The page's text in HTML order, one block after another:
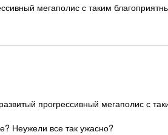
мегаполис с таким
прогрессивный мегаполис с
Неужели все так ужасно?